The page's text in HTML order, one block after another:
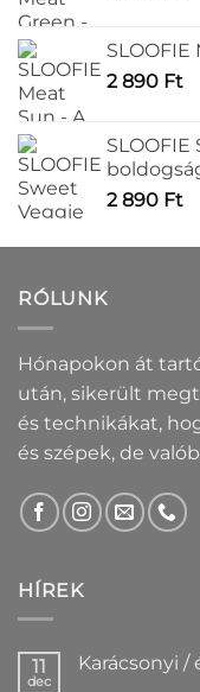
2 890 Ft
2 890 Ft
RÓLUNK
Hónapokon át
után, sikerült
és technikákat,
és szépek, de
HÍREK
11
dec
Karácsonyi /